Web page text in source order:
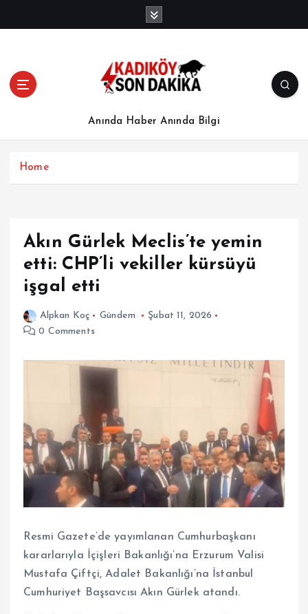
Anında Haber Anında Bilgi
Home
Akın Gürlek Meclis’te yemin
etti: CHP’li vekiller kürsüyü
işgal etti
Alpkan Koç Gündem
Şubat 11, 2026
0 Comments
Resmi Gazete’de yayımlanan Cumhurbaşkanı
kararlarıyla İçişleri Bakanlığı’na Erzurum Valisi
Mustafa Çiftçi, Adalet Bakanlığı’na İstanbul
Cumhuriyet Başsavcısı Akın Gürlek atandı.